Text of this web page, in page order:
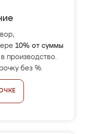
10% от суммы
производство.
без %.